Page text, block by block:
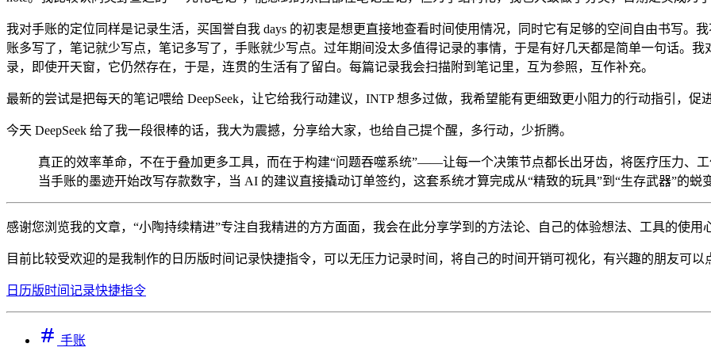
我对手账的定位同样是记录生活，买国誉自我 days 的初衷是想更直接地查看时间使用情况，同时它有足够的空间自由书写。
账多写了，笔记就少写点，笔记多写了，手账就少写点。过年期间没太多值得记录的事情，于是有好几天都是简单一句话。
录，即使开天窗，它仍然存在，于是，连贯的生活有了留白。每篇记录我会扫描附到笔记里，互为参照，互作补充。
最新的尝试是把每天的笔记喂给 DeepSeek，让它给我行动建议，INTP 想多过做，我希望能有更细致更小阻力的行动指引，
今天 DeepSeek 给了我一段很棒的话，我大为震撼，分享给大家，也给自己提个醒，多行动，少折腾。
真正的效率革命，不在于叠加更多工具，而在于构建“问题吞噬系统”——让每一个决策节点都长出牙齿，将医疗压力、
当手账的墨迹开始改写存款数字，当 AI 的建议直接撬动订单签约，这套系统才算完成从“精致的玩具”到“生存武器”的蜕
感谢您浏览我的文章，“小陶持续精进”专注自我精进的方方面面，我会在此分享学到的方法论、自己的体验想法、工具的使用
目前比较受欢迎的是我制作的日历版时间记录快捷指令，可以无压力记录时间，将自己的时间开销可视化，有兴趣的朋友可以
日历版时间记录快捷指令
手账